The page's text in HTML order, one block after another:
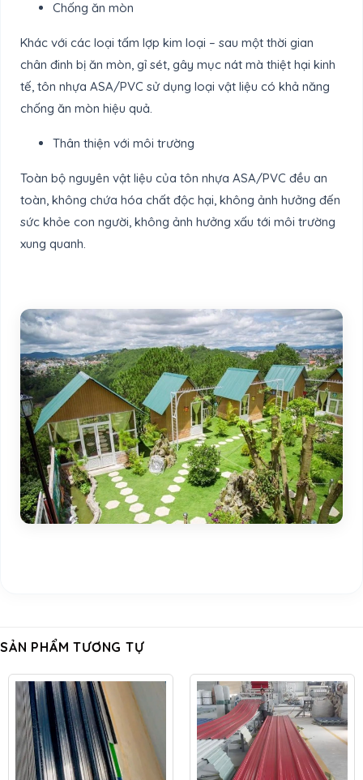
Chống ăn mòn
Khác với các loại tấm lợp kim loại – sau một thời gian
chân đinh bị ăn mòn, gỉ sét, gây mục nát mà thiệt hại kinh
tế, tôn nhựa ASA/PVC sử dụng loại vật liệu có khả năng
chống ăn mòn hiệu quả.
Thân thiện với môi trường
Toàn bộ nguyên vật liệu của tôn nhựa ASA/PVC đều an
toàn, không chứa hóa chất độc hại, không ảnh hưởng đến
sức khỏe con người, không ảnh hưởng xấu tới môi trường
xung quanh.
SẢN PHẨM TƯƠNG TỰ